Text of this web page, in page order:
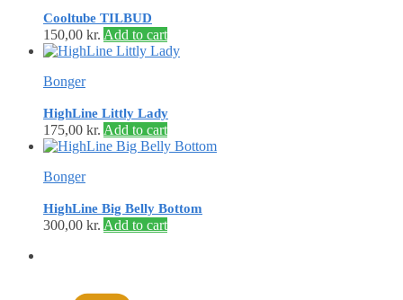
Cooltube TILBUD
150,00 kr. Add to cart
Bonger
HighLine Littly Lady
175,00 kr. Add to cart
Bonger
HighLine Big Belly Bottom
300,00 kr. Add to cart